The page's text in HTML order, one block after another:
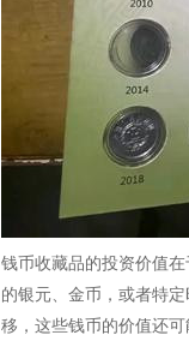
钱币收藏品的投资价值
的银元、金币，或者特
移，这些钱币的价值还